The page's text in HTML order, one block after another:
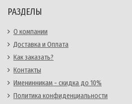
РАЗДЕЛЫ
О компании
Доставка и Оплата
Как заказать?
Контакты
Именинникам - скидка до 10%
Политика конфиденциальности